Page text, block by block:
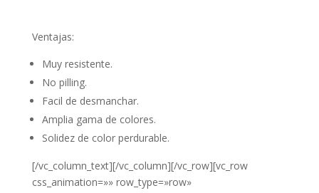
Ventajas:
Muy resistente.
No pilling.
Facil de desmanchar.
Amplia gama de colores.
Solidez de color perdurable.
[/vc_column_text][/vc_column][/vc_row][vc_row
css_animation=»» row_type=»row»